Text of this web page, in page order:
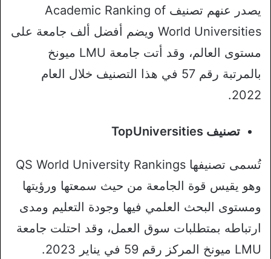
يصدر عنهم تصنيف Academic Ranking of
World Universities ويضم أفضل ألف جامعة على
مستوى العالم، وقد أتت جامعة LMU ميونخ
بالمرتبة رقم 57 في هذا التصنيف خلال العام
2022.
تصنيف TopUniversities
تُسمى تصنيفها QS World University Rankings
وهو يقيس قوة الجامعة من حيث سمعتها ورؤيتها
ومستوى البحث العلمي فيها وجودة التعليم ومدى
ارتباطه بمتطلبات سوق العمل، وقد احتلت جامعة
LMU ميونخ المركز رقم 59 في يناير 2023.